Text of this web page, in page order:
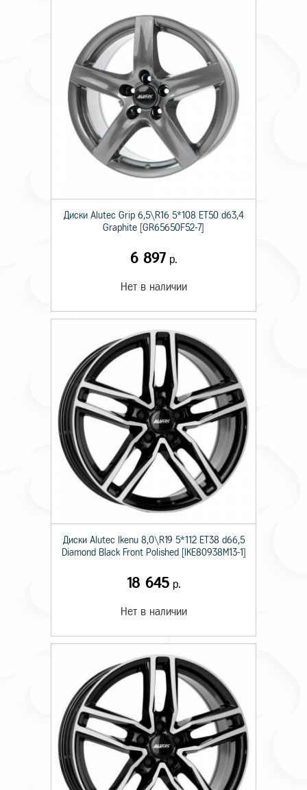
Диски Alutec Grip 6,5\R16 5*108 ET50 d63,4
Graphite [GR65650F52-7]
6 897 р.
Нет в наличии
Диски Alutec Ikenu 8,0\R19 5*112 ET38 d66,5
Diamond Black Front Polished [IKE80938M13-1]
18 645р.
Нет в наличии